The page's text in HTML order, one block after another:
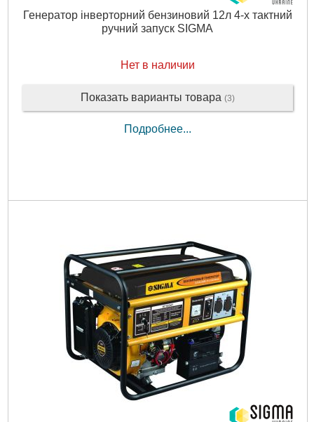
Генератор інверторний бензиновий 12л 4-х тактний
ручний запуск SIGMA
Нет в наличии
Показать варианты товара (3)
Подробнее...